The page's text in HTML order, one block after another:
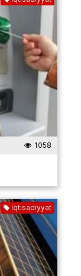
1058
İqtisadiyyat